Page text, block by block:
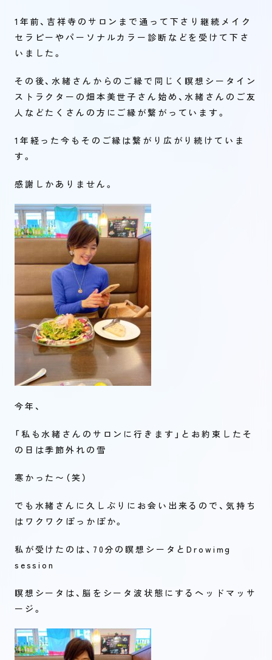
1年前、吉祥寺のサロンまで通って下さり継続メイク
セラピーやパーソナルカラー診断などを受けて下さ
いました。
その後、水緒さんからのご縁で同じく瞑想シータイン
ストラクターの畑本美世子さん始め、水緒さんのご友
人などたくさんの方にご縁が繋がっています。
1年経った今もそのご縁は繋がり広がり続けていま
す。
感謝しかありません。
今年、
「私も水緒さんのサロンに行きます」とお約束したそ
の日は季節外れの雪
寒かった〜（笑）
でも水緒さんに久しぶりにお会い出来るので、気持ち
はワクワクぽっかぽか。
私が受けたのは、70分の瞑想シータとDrowimg
session
瞑想シータは、脳をシータ波状態にするヘッドマッサ
ージ。